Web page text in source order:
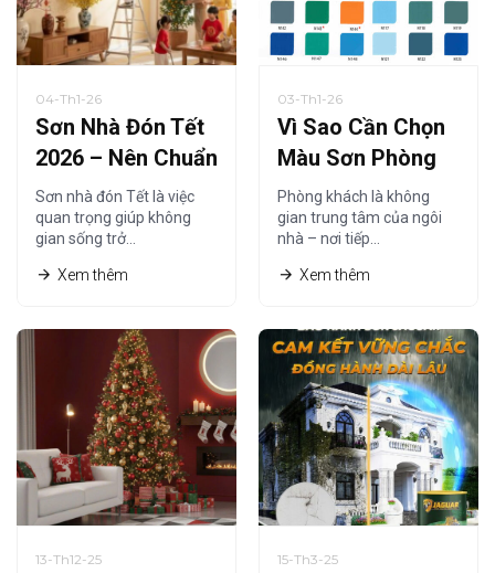
04-Th1-26
Sơn Nhà Đón Tết
2026 – Nên Chuẩn
Bị Từ Khi Nào Là
Hợp Lý?
Sơn nhà đón Tết là việc
quan trọng giúp không
gian sống trở…
Xem thêm
03-Th1-26
Vì Sao Cần Chọn
Màu Sơn Phòng
Khách Phù Hợp
Năm 2026?
Phòng khách là không
gian trung tâm của ngôi
nhà – nơi tiếp…
Xem thêm
13-Th12-25 15-Th3-25